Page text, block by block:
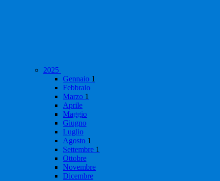
2025
Gennaio 1
Febbraio
Marzo 1
Aprile
Maggio
Giugno
Luglio
Agosto 1
Settembre 1
Ottobre
Novembre
Dicembre